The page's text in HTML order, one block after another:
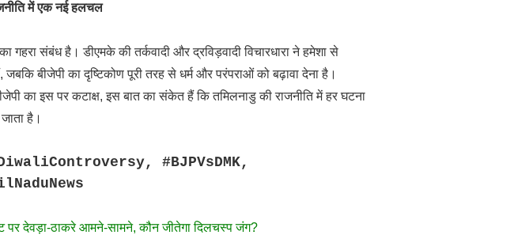
में एक नई हलचल
गहरा संबंध है। डीएमके की तर्कवादी और द्रविड़वादी विचारधारा ने हमेशा से
बीजेपी का दृष्टिकोण पूरी तरह से धर्म और परंपराओं को बढ़ावा देना है।
का इस पर कटाक्ष, इस बात का संकेत हैं कि तमिलनाडु की राजनीति में हर घटना
है।
#BJPVsDMK,
पर देवड़ा-ठाकरे आमने-सामने, कौन जीतेगा दिलचस्प जंग?